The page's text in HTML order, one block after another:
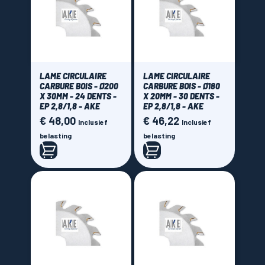
(1)
CMT Orange tools(69)
RBD Onci(18)
Sistemi Klein(16)
Price
€ 15,00 - € 165,00
LAME CIRCULAIRE
CARBURE BOIS - Ø200
X 30MM - 24 DENTS -
EP 2,8/1,8 - AKE
Prijs
€ 48,00 Inclusief
belasting
LAME CIRCULAIRE
CARBURE BOIS - Ø180
X 20MM - 30 DENTS -
EP 2,8/1,8 - AKE
Prijs
€ 46,22 Inclusief
belasting